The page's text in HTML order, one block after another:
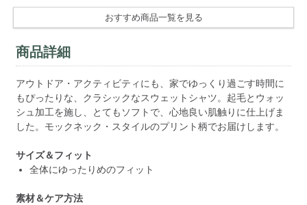
おすすめ商品一覧を見る
商品詳細
アウトドア・アクティビティにも、家でゆっくり過ごす時間に
もぴったりな、クラシックなスウェットシャツ。起毛とウォッ
シュ加工を施し、とてもソフトで、心地良い肌触りに仕上げま
した。モックネック・スタイルのプリント柄でお届けします。
サイズ＆フィット
全体にゆったりめのフィット
素材＆ケア方法